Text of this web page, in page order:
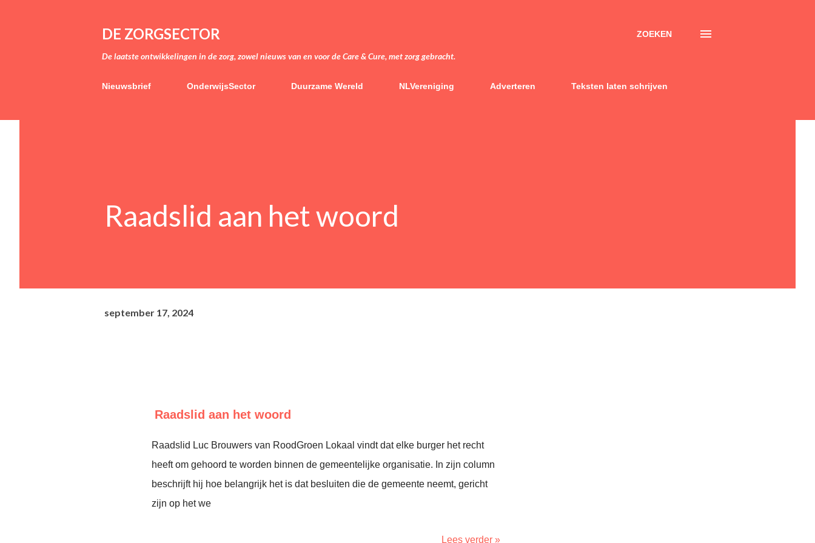
DE ZORGSECTOR
De laatste ontwikkelingen in de zorg, zowel nieuws van en voor de Care & Cure, met zorg gebracht.
ZOEKEN
Nieuwsbrief OnderwijsSector Duurzame Wereld NLVereniging Adverteren Teksten laten schrijven
Raadslid aan het woord
september 17, 2024
Raadslid aan het woord
Raadslid Luc Brouwers van RoodGroen Lokaal vindt dat elke burger het recht
heeft om gehoord te worden binnen de gemeentelijke organisatie. In zijn column
beschrijft hij hoe belangrijk het is dat besluiten die de gemeente neemt, gericht
zijn op het we
Lees verder »